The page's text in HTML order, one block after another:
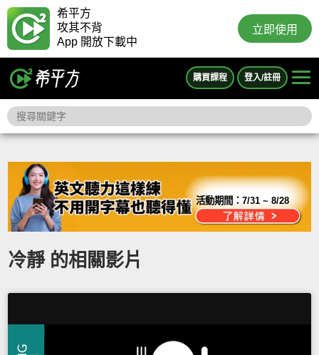
希平方
攻其不背
App 開放下載中
立即使用
購買課程 登入/註冊
活動期間：7/31 ~ 8/28
冷靜 的相關影片